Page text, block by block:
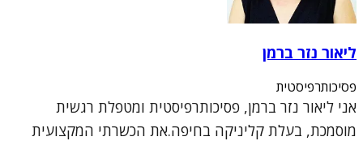
ליאור נזר ברמן
פסיכותרפיסטית
אני ליאור נזר ברמן, פסיכותרפיסטית ומטפלת רגשית
מוסמכת, בעלת קליניקה בחיפה.את הכשרתי המקצועית